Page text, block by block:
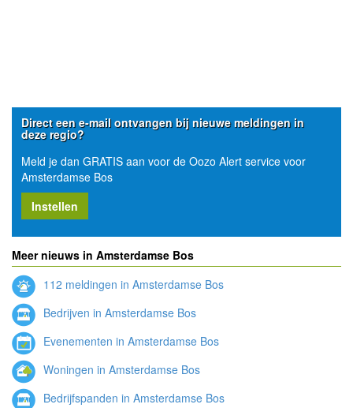
Direct een e-mail ontvangen bij nieuwe meldingen in
deze regio?
Meld je dan GRATIS aan voor de Oozo Alert service voor
Amsterdamse Bos
Instellen
Meer nieuws in Amsterdamse Bos
112 meldingen in Amsterdamse Bos
Bedrijven in Amsterdamse Bos
Evenementen in Amsterdamse Bos
Woningen in Amsterdamse Bos
Bedrijfspanden in Amsterdamse Bos